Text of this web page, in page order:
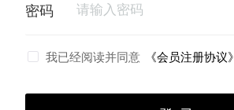
我已经阅读并同意 《会员注册协议》